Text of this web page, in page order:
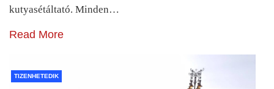
kutyasétáltató. Minden…
Read More
TIZENHETEDIK